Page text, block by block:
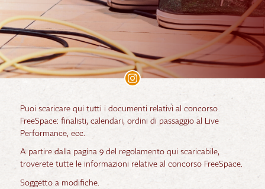
Puoi scaricare qui tutti i documenti relativi al concorso
FreeSpace: finalisti, calendari, ordini di passaggio al Live
Performance, ecc.
A partire dalla pagina 9 del regolamento qui scaricabile,
troverete tutte le informazioni relative al concorso FreeSpace.
Soggetto a modifiche.